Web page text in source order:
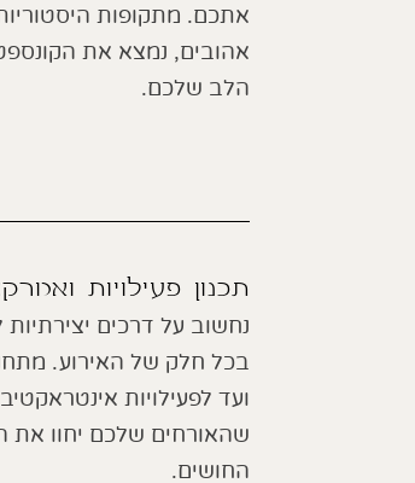
אתכם. מתקופות
אהובים, נמצא את
הלב שלכם.
תכנון פעילויות
נחשוב על דרכים
בכל חלק של האירוע.
ועד לפעילויות
שהאורחים שלכם יחוו את
החושים.